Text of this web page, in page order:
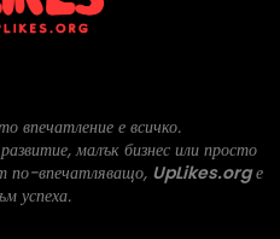
впечатление е всичко.
малък бизнес или просто
по-впечатляващо, UpLikes.orgе
успеха.